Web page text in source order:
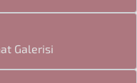
Galerisi